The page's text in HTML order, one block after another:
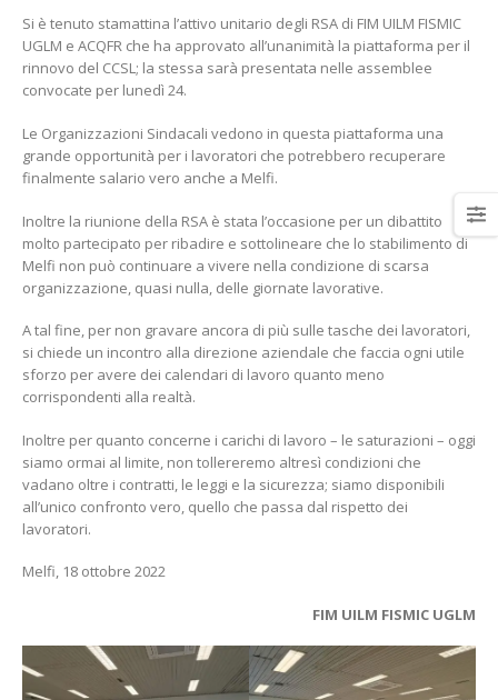
Si è tenuto stamattina l’attivo unitario degli RSA di FIM UILM FISMIC
UGLM e ACQFR che ha approvato all’unanimità la piattaforma per il
rinnovo del CCSL; la stessa sarà presentata nelle assemblee
convocate per lunedì 24.
Le Organizzazioni Sindacali vedono in questa piattaforma una
grande opportunità per i lavoratori che potrebbero recuperare
finalmente salario vero anche a Melfi.
Inoltre la riunione della RSA è stata l’occasione per un dibattito
molto partecipato per ribadire e sottolineare che lo stabilimento di
Melfi non può continuare a vivere nella condizione di scarsa
organizzazione, quasi nulla, delle giornate lavorative.
A tal fine, per non gravare ancora di più sulle tasche dei lavoratori,
si chiede un incontro alla direzione aziendale che faccia ogni utile
sforzo per avere dei calendari di lavoro quanto meno
corrispondenti alla realtà.
Inoltre per quanto concerne i carichi di lavoro – le saturazioni – oggi
siamo ormai al limite, non tollereremo altresì condizioni che
vadano oltre i contratti, le leggi e la sicurezza; siamo disponibili
all’unico confronto vero, quello che passa dal rispetto dei
lavoratori.
Melfi, 18 ottobre 2022
FIM UILM FISMIC UGLM
Elezioni per il rinnovo delle
rsu rls all’Italtractor: la Uilm
cresce e guarda al futuro
2024
Stellantis Melfi: incontro
con Tavares
3° Congresso regionale
della Uilm Basilicata
Borsa di Studio “Franco
Santarsiero” anno 2020
9 Febbraio 2020
Dalla Scuola ai luoghi di
lavoro